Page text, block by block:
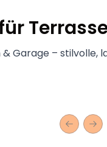
Garage – stilvolle,
Previous